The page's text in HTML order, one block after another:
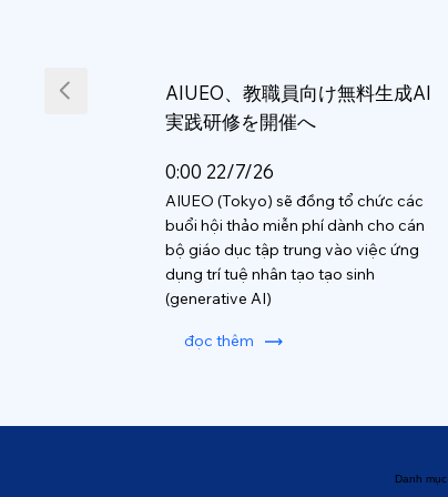
AIUEO、教職員向け無料生成AI
実践研修を開催へ
0:00 22/7/26
AIUEO (Tokyo) sẽ đồng tổ chức các
buổi hội thảo miễn phí dành cho cán
bộ giáo dục tập trung vào việc ứng
dụng trí tuệ nhân tạo tạo sinh
(generative AI)
đọc thêm
Danh mục